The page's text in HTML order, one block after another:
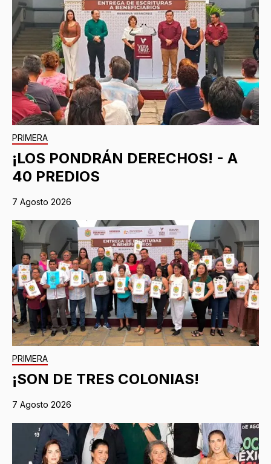
PRIMERA
¡LOS PONDRÁN DERECHOS! - A
40 PREDIOS
7 Agosto 2026
PRIMERA
¡SON DE TRES COLONIAS!
7 Agosto 2026